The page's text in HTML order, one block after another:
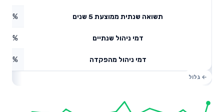
תשואה שנתית ממוצעת 5 שנים
דמי ניהול שנתיים 0.2%
דמי ניהול מהפקדה